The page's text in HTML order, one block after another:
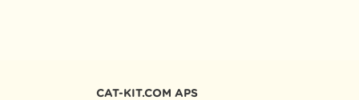
CAT-KIT.COM APS